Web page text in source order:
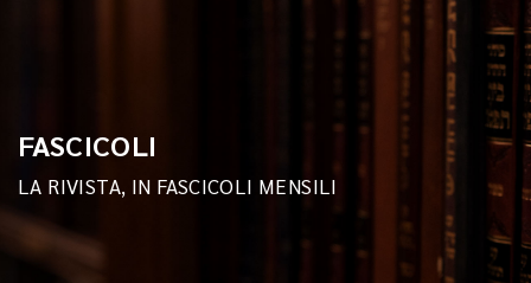
FASCICOLI
LA RIVISTA, IN FASCICOLI MENSILI